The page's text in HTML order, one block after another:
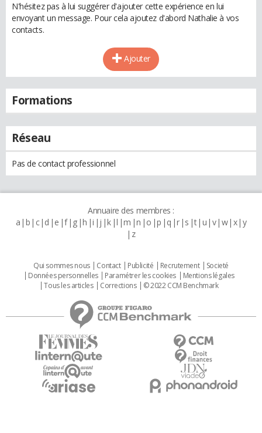
N'hésitez pas à lui suggérer d'ajouter cette expérience en lui
envoyant un message. Pour cela ajoutez d'abord Nathalie à vos
contacts.
Ajouter
Formations
Réseau
Pas de contact professionnel
Annuaire des membres :
a b c d e f g h i j k l m n o p q r s t u v w x y
z
Qui sommes nous Contact Publicité Recrutement
Societé
Données personnelles
Paramétrer les cookies
Mentions légales
Tous les articles
Corrections © 2022 CCM Benchmark